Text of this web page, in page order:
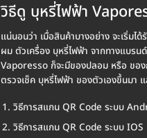
วิธีดู บุหรี่ไฟฟ้า
แน่นอนว่า เมื่อสินค้าบางอย่าง จะเริ่ม
ผม ตัวเครื่อง บุหรี่ไฟฟ้า จากทางแบร
Vaporesso ก็จะมีของปลอม หรือ ขอ
ตรวจเช็ค บุหรี่ไฟฟ้า ของตัวเองขึ้นมา
วิธีการสแกน QR Code ระบบ
วิธีการสแกน QR Code ระบบ IOS